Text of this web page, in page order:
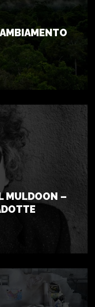
MULDOON –